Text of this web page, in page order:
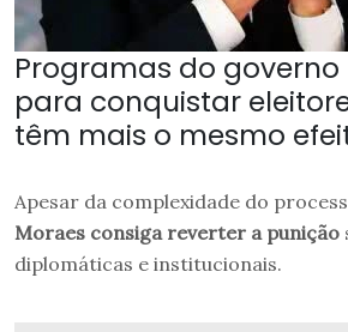
Programas do governo
para conquistar
têm mais o mesmo
Apesar da complexidade do
Moraes consiga reverter a punição
diplomáticas e institucionais.